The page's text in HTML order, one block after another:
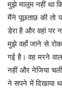
मुझे मालूम नहीं था
मैंने पूछताछ की तो
डेरा है और वहां पर
मुझे वहाँ जाने से
गई है। वह मरने
नहीं और नेजिया
ने सपने में दिखाया